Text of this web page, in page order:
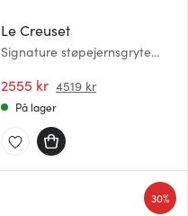
Le Creuset
Signature støpejernsgryte
2555 kr 4519 kr
På lager
30%